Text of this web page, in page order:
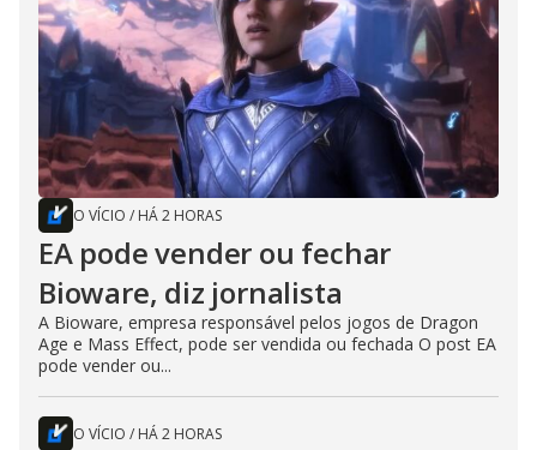
O VÍCIO / HÁ 2 HORAS
EA pode vender ou fechar
Bioware, diz jornalista
A Bioware, empresa responsável pelos jogos de Dragon
Age e Mass Effect, pode ser vendida ou fechada O post EA
pode vender ou...
O VÍCIO / HÁ 2 HORAS